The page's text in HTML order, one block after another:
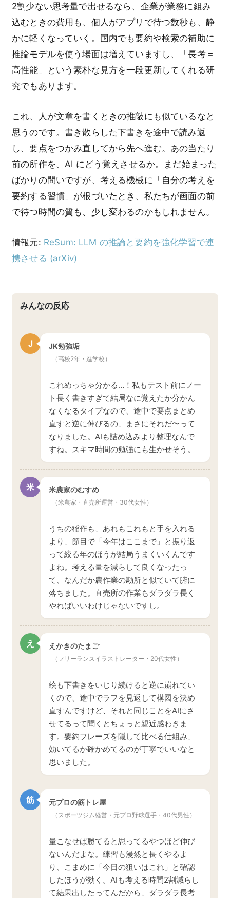
2割少ない思考量で出せるなら、企業が業務に組み
込むときの費用も、個人がアプリで待つ数秒も、静
かに軽くなっていく。国内でも要約や検索の補助に
推論モデルを使う場面は増えていますし、「長考＝
高性能」という素朴な見方を一段更新してくれる研
究でもあります。
これ、人が文章を書くときの推敲にも似ているなと
思うのです。書き散らした下書きを途中で読み返
し、要点をつかみ直してから先へ進む。あの当たり
前の所作を、AI にどう覚えさせるか。まだ始まった
ばかりの問いですが、考える機械に「自分の考えを
要約する習慣」が根づいたとき、私たちが画面の前
で待つ時間の質も、少し変わるのかもしれません。
情報元: ReSum: LLM の推論と要約を強化学習で連
携させる (arXiv)
みんなの反応
J JK勉強垢
（高校2年・進学校）
これめっちゃ分かる…！私もテスト前にノー
ト長く書きすぎて結局なに覚えたか分かん
なくなるタイプなので、途中で要点まとめ
直すと逆に伸びるの、まさにそれだ〜って
なりました。AIも詰め込みより整理なんで
すね。スキマ時間の勉強にも生かせそう。
米 米農家のむすめ
（米農家・直売所運営・30代女性）
うちの稲作も、あれもこれもと手を入れる
より、節目で「今年はここまで」と振り返
って絞る年のほうが結局うまくいくんです
よね。考える量を減らして良くなったっ
て、なんだか農作業の勘所と似ていて腑に
落ちました。直売所の作業もダラダラ長く
やればいいわけじゃないですし。
え えかきのたまご
（フリーランスイラストレーター・20代女性）
絵も下書きをいじり続けると逆に崩れてい
くので、途中でラフを見返して構図を決め
直すんですけど、それと同じことをAIにさ
せてるって聞くとちょっと親近感わきま
す。要約フレーズを隠して比べる仕組み、
効いてるか確かめてるのが丁寧でいいなと
思いました。
筋 元プロの筋トレ屋
（スポーツジム経営・元プロ野球選手・40代男性）
量こなせば勝てると思ってるやつほど伸び
ないんだよな。練習も漫然と長くやるよ
り、こまめに「今日の狙いはこれ」と確認
したほうが効く。AIも考える時間2割減らし
て結果出したってんだから、ダラダラ長考